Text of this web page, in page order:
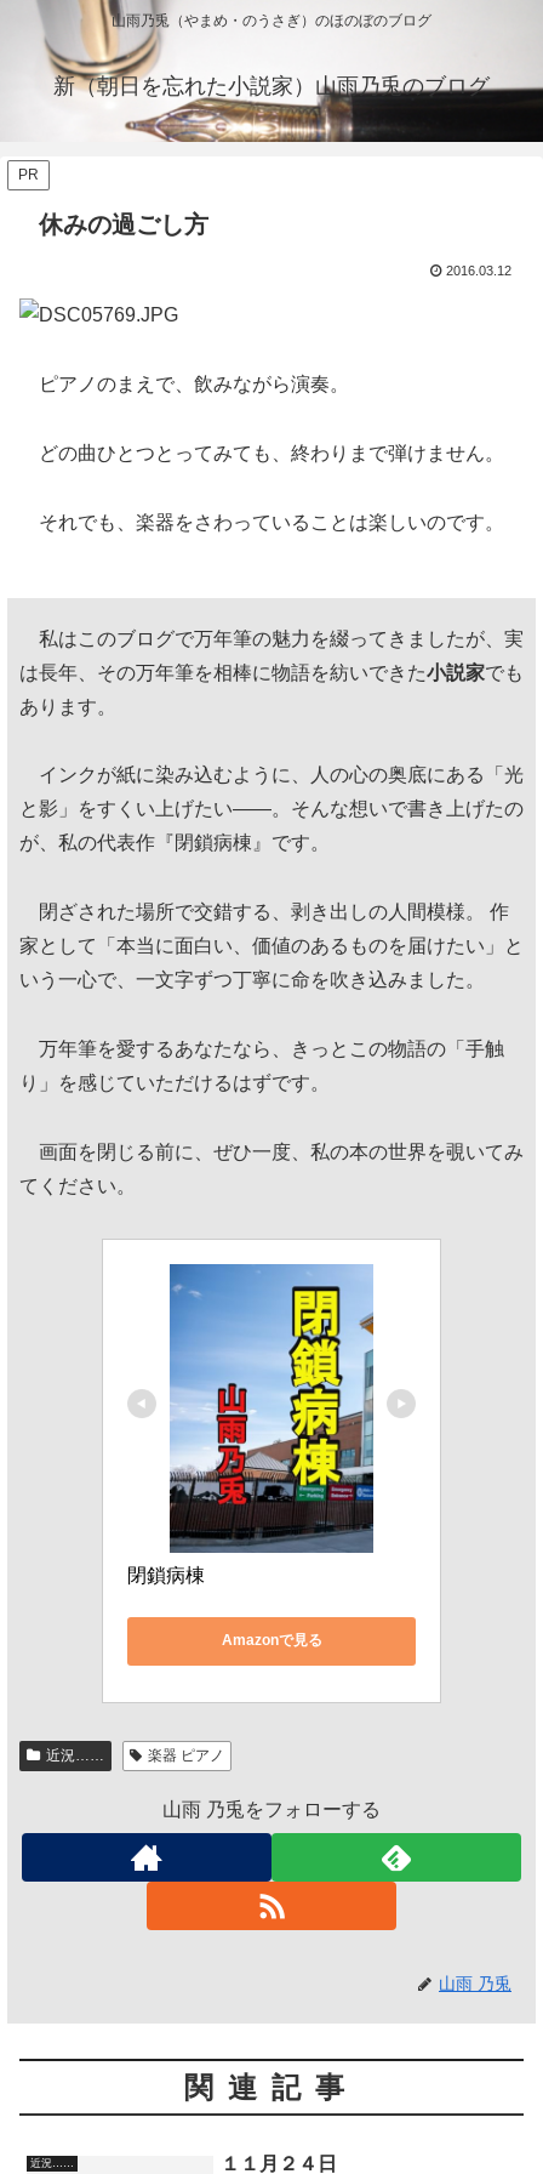
山雨乃兎（やまめ・のうさぎ）のほのぼのブログ
新（朝日を忘れた小説家）山雨乃兎のブログ
PR
休みの過ごし方
2016.03.12
ピアノのまえで、飲みながら演奏。
どの曲ひとつとってみても、終わりまで弾けません。
それでも、楽器をさわっていることは楽しいのです。
私はこのブログで万年筆の魅力を綴ってきましたが、実
は長年、その万年筆を相棒に物語を紡いできた小説家でも
あります。
インクが紙に染み込むように、人の心の奥底にある「光
と影」をすくい上げたい——。そんな想いで書き上げたの
が、私の代表作『閉鎖病棟』です。
閉ざされた場所で交錯する、剥き出しの人間模様。 作
家として「本当に面白い、価値のあるものを届けたい」と
いう一心で、一文字ずつ丁寧に命を吹き込みました。
万年筆を愛するあなたなら、きっとこの物語の「手触
り」を感じていただけるはずです。
画面を閉じる前に、ぜひ一度、私の本の世界を覗いてみ
てください。
閉鎖病棟
Amazonで見る
近況…… 楽器 ピアノ
山雨 乃兎をフォローする
山雨 乃兎
関連記事
近況…… １１月２４日